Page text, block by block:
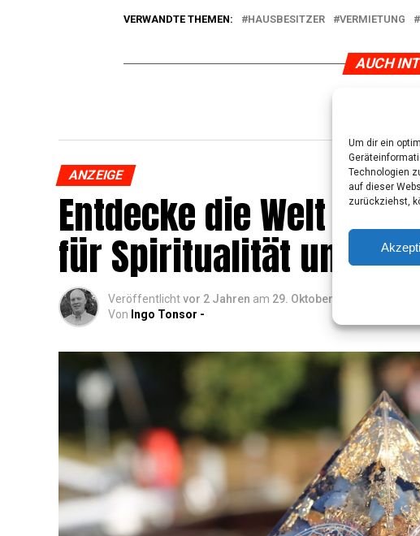
Um dir ein
Technologien
auf dieser
zurückziehst,
VERWANDTE THEMEN: HAUSBESITZER VERMIETUNG
AUCH
ANZEIGE
Ent­de­cke die Welt der
für Spi­ri­tua­li­tät und
Veröffentlichtvor 2 Jahren am 29. Oktober 2024
Von Ingo Tonsor -